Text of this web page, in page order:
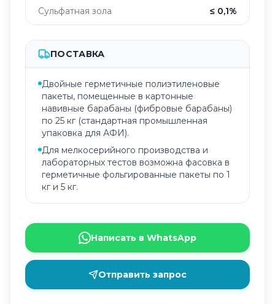
Сульфатная зола ≤ 0,1%
ПОСТАВКА
Двойные герметичные полиэтиленовые
пакеты, помещенные в картонные
навивные барабаны (фибровые барабаны)
по 25 кг (стандартная промышленная
упаковка для АФИ).
Для мелкосерийного производства и
лабораторных тестов возможна фасовка в
герметичные фольгированные пакеты по 1
кг и 5 кг.
Написать в WhatsApp
Отправить запрос